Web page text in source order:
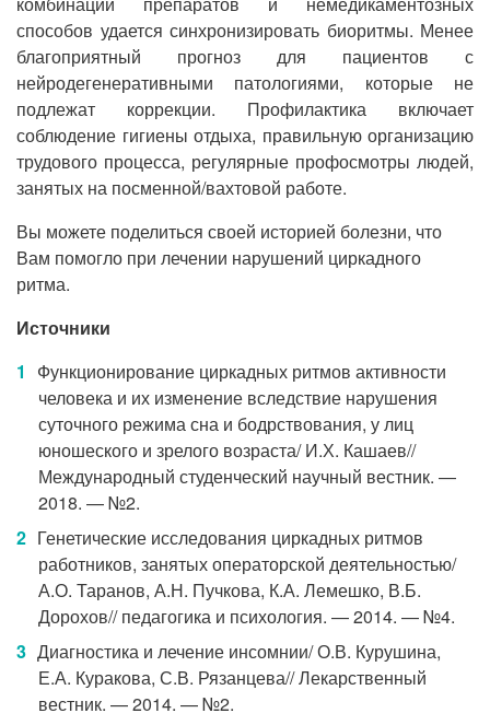
способов удается синхронизировать биоритмы. Менее
благоприятный прогноз для пациентов с
нейродегенеративными патологиями, которые не
подлежат коррекции. Профилактика включает
соблюдение гигиены отдыха, правильную организацию
трудового процесса, регулярные профосмотры людей,
занятых на посменной/вахтовой работе.
Вы можете поделиться своей историей болезни, что
Вам помогло при лечении нарушений циркадного
ритма.
Источники
Функционирование циркадных ритмов активности
человека и их изменение вследствие нарушения
суточного режима сна и бодрствования, у лиц
юношеского и зрелого возраста/ И.Х. Кашаев//
Международный студенческий научный вестник. —
2018. — №2.
Генетические исследования циркадных ритмов
работников, занятых операторской деятельностью/
А.О. Таранов, А.Н. Пучкова, К.А. Лемешко, В.Б.
Дорохов// педагогика и психология. — 2014. — №4.
Диагностика и лечение инсомнии/ О.В. Курушина,
Е.А. Куракова, С.В. Рязанцева// Лекарственный
вестник. — 2014. — №2.